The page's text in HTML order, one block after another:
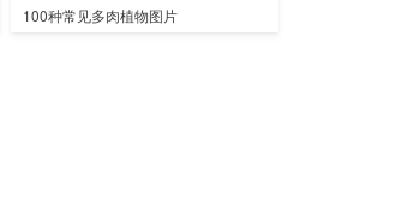
100种常见多肉植物图片